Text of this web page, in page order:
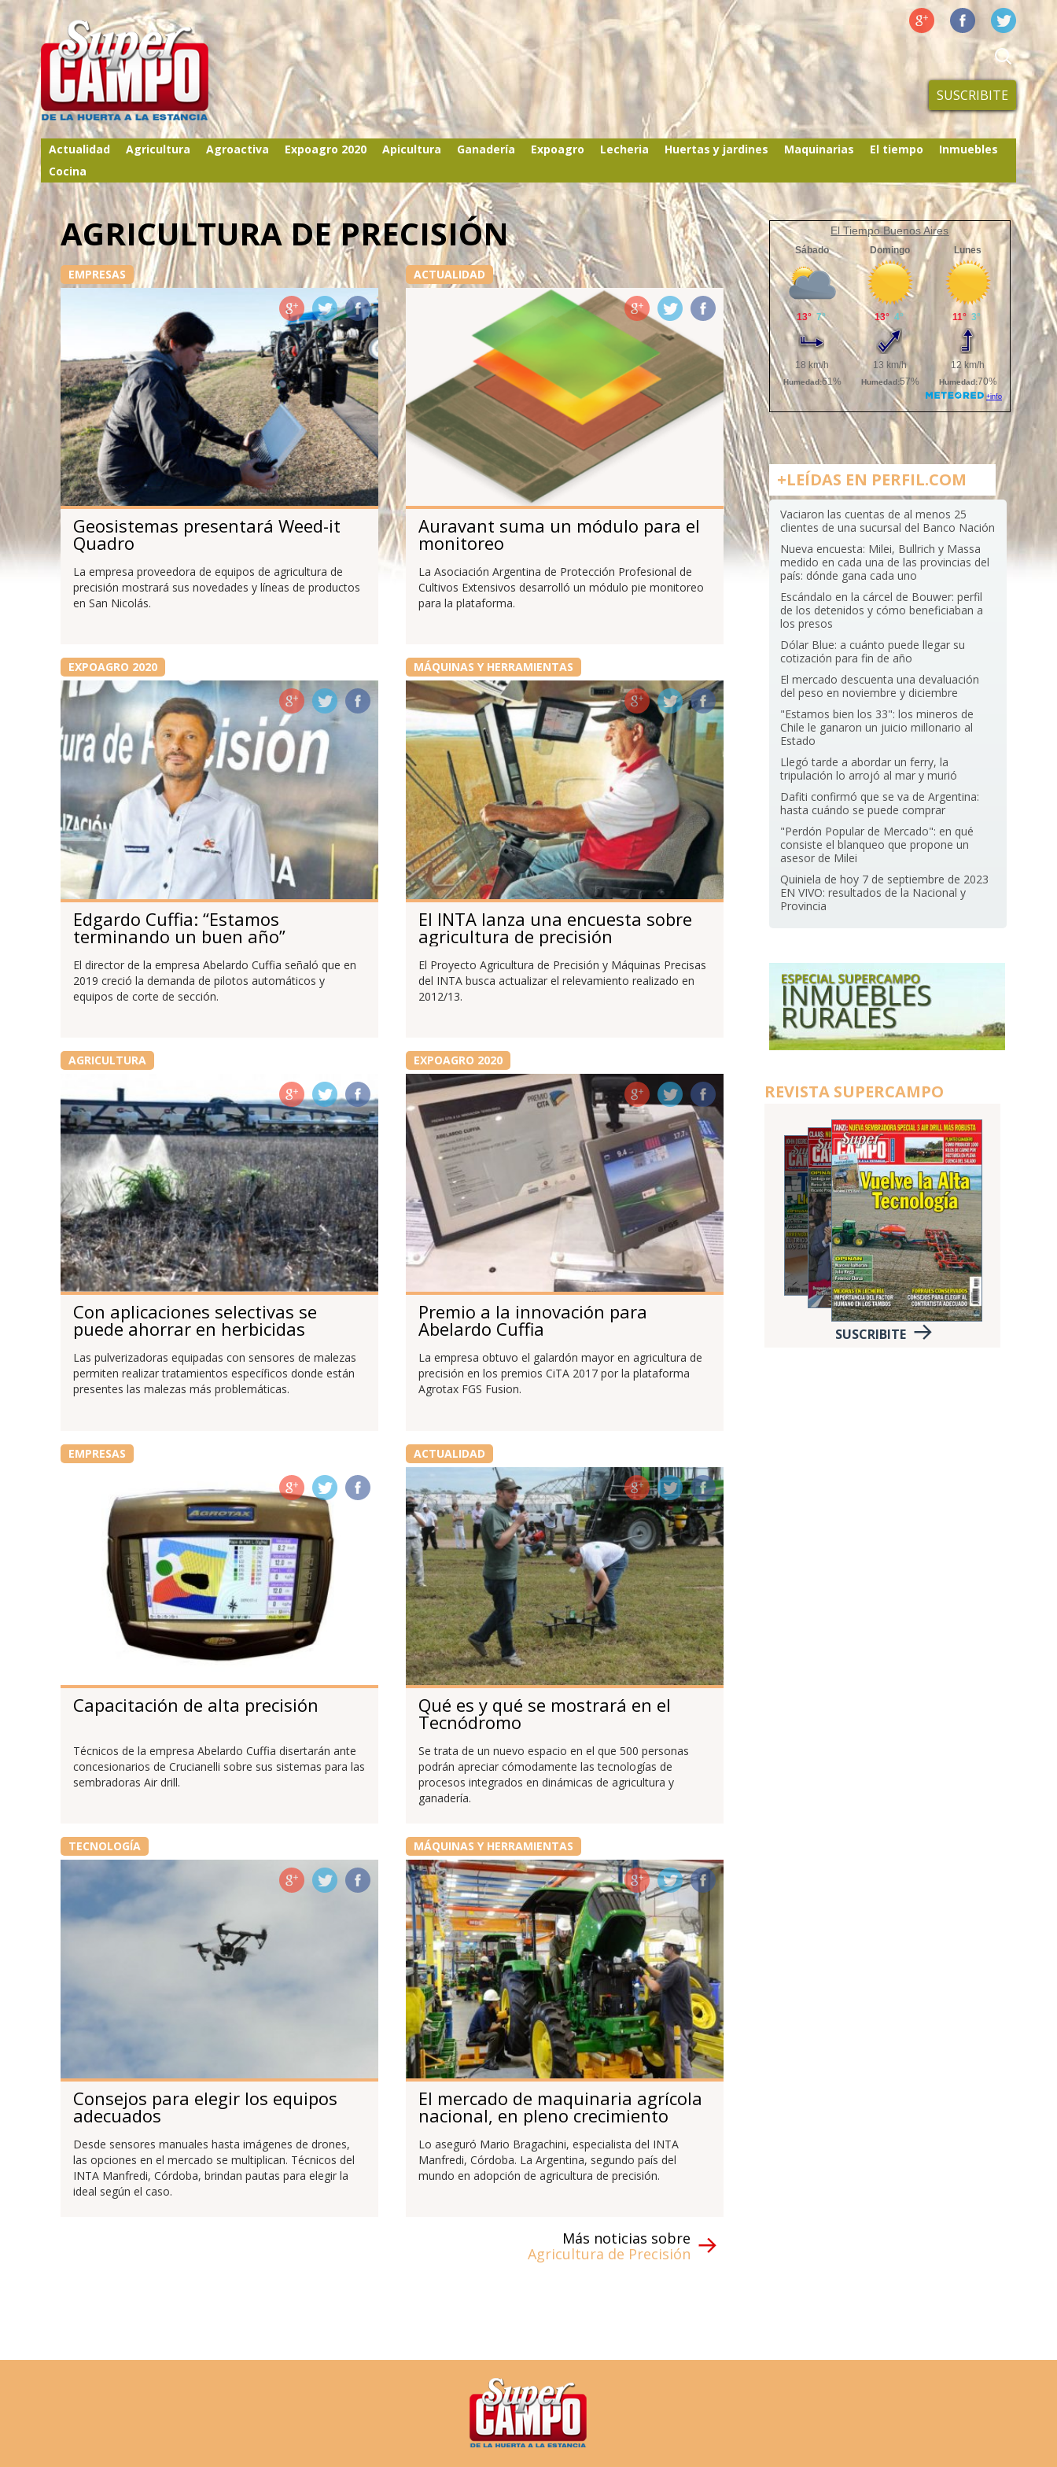
SUSCRIBITE
Actualidad Agricultura Agroactiva Expoagro 2020 Apicultura Ganadería Expoagro Lecheria Huertas y jardines Maquinarias El tiempo
Inmuebles
Cocina
AGRICULTURA DE PRECISIÓN
EMPRESAS
Geosistemas presentará Weed-it
Quadro
La empresa proveedora de equipos de agricultura de
precisión mostrará sus novedades y líneas de productos
en San Nicolás.
ACTUALIDAD
Auravant suma un módulo para el
monitoreo
La Asociación Argentina de Protección Profesional de
Cultivos Extensivos desarrolló un módulo pie monitoreo
para la plataforma.
EXPOAGRO 2020
Edgardo Cuffia: “Estamos
terminando un buen año”
El director de la empresa Abelardo Cuffia señaló que en
2019 creció la demanda de pilotos automáticos y
equipos de corte de sección.
MÁQUINAS Y HERRAMIENTAS
El INTA lanza una encuesta sobre
agricultura de precisión
El Proyecto Agricultura de Precisión y Máquinas Precisas
del INTA busca actualizar el relevamiento realizado en
2012/13.
AGRICULTURA
Con aplicaciones selectivas se
puede ahorrar en herbicidas
Las pulverizadoras equipadas con sensores de malezas
permiten realizar tratamientos específicos donde están
presentes las malezas más problemáticas.
EXPOAGRO 2020
Premio a la innovación para
Abelardo Cuffia
La empresa obtuvo el galardón mayor en agricultura de
precisión en los premios CiTA 2017 por la plataforma
Agrotax FGS Fusion.
EMPRESAS
Capacitación de alta precisión
Técnicos de la empresa Abelardo Cuffia disertarán ante
concesionarios de Crucianelli sobre sus sistemas para las
sembradoras Air drill.
ACTUALIDAD
Qué es y qué se mostrará en el
Tecnódromo
Se trata de un nuevo espacio en el que 500 personas
podrán apreciar cómodamente las tecnologías de
procesos integrados en dinámicas de agricultura y
ganadería.
TECNOLOGÍA
Consejos para elegir los equipos
adecuados
Desde sensores manuales hasta imágenes de drones,
las opciones en el mercado se multiplican. Técnicos del
INTA Manfredi, Córdoba, brindan pautas para elegir la
ideal según el caso.
MÁQUINAS Y HERRAMIENTAS
El mercado de maquinaria agrícola
nacional, en pleno crecimiento
Lo aseguró Mario Bragachini, especialista del INTA
Manfredi, Córdoba. La Argentina, segundo país del
mundo en adopción de agricultura de precisión.
Más noticias sobre
Agricultura de Precisión
El Tiempo Buenos Aires
+LEÍDAS EN PERFIL.COM
Vaciaron las cuentas de al menos 25
clientes de una sucursal del Banco Nación
Nueva encuesta: Milei, Bullrich y Massa
medido en cada una de las provincias del
país: dónde gana cada uno
Escándalo en la cárcel de Bouwer: perfil
de los detenidos y cómo beneficiaban a
los presos
Dólar Blue: a cuánto puede llegar su
cotización para fin de año
El mercado descuenta una devaluación
del peso en noviembre y diciembre
"Estamos bien los 33": los mineros de
Chile le ganaron un juicio millonario al
Estado
Llegó tarde a abordar un ferry, la
tripulación lo arrojó al mar y murió
Dafiti confirmó que se va de Argentina:
hasta cuándo se puede comprar
"Perdón Popular de Mercado": en qué
consiste el blanqueo que propone un
asesor de Milei
Quiniela de hoy 7 de septiembre de 2023
EN VIVO: resultados de la Nacional y
Provincia
REVISTA SUPERCAMPO
SUSCRIBITE